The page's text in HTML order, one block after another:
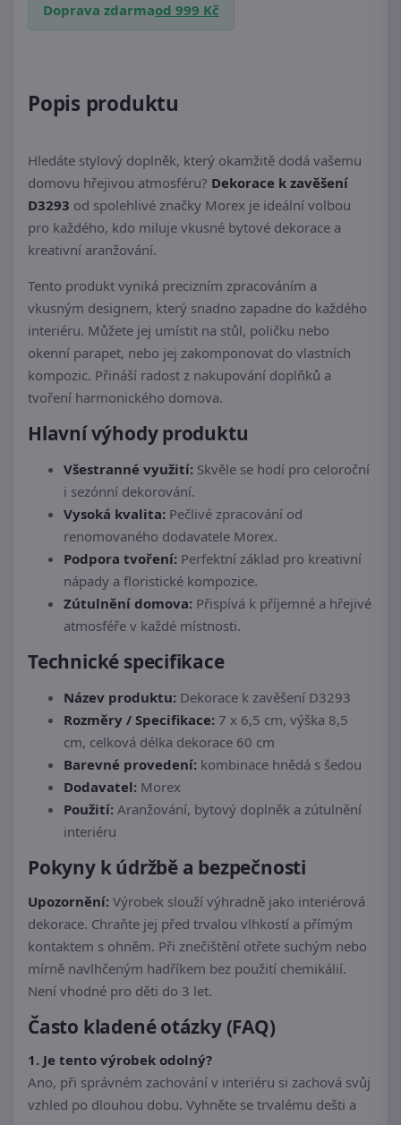
Doprava zdarmaod 999 Kč
Popis produktu
Hledáte stylový doplněk, který okamžitě dodá vašemu
domovu hřejivou atmosféru? Dekorace k zavěšení
D3293 od spolehlivé značky Morex je ideální volbou
pro každého, kdo miluje vkusné bytové dekorace a
kreativní aranžování.
Tento produkt vyniká precizním zpracováním a
vkusným designem, který snadno zapadne do každého
interiéru. Můžete jej umístit na stůl, poličku nebo
okenní parapet, nebo jej zakomponovat do vlastních
kompozic. Přináší radost z nakupování doplňků a
tvoření harmonického domova.
Hlavní výhody produktu
Všestranné využití: Skvěle se hodí pro celoroční
i sezónní dekorování.
Vysoká kvalita: Pečlivé zpracování od
renomovaného dodavatele Morex.
Podpora tvoření: Perfektní základ pro kreativní
nápady a floristické kompozice.
Zútulnění domova: Přispívá k příjemné a hřejivé
atmosféře v každé místnosti.
Technické specifikace
Název produktu: Dekorace k zavěšení D3293
Rozměry / Specifikace: 7 x 6,5 cm, výška 8,5
cm, celková délka dekorace 60 cm
Barevné provedení: kombinace hnědá s šedou
Dodavatel: Morex
Použití: Aranžování, bytový doplněk a zútulnění
interiéru
Pokyny k údržbě a bezpečnosti
Upozornění: Výrobek slouží výhradně jako interiérová
dekorace. Chraňte jej před trvalou vlhkostí a přímým
kontaktem s ohněm. Při znečištění otřete suchým nebo
mírně navlhčeným hadříkem bez použití chemikálií.
Není vhodné pro děti do 3 let.
Často kladené otázky (FAQ)
1. Je tento výrobek odolný?
Ano, při správném zachování v interiéru si zachová svůj
vzhled po dlouhou dobu. Vyhněte se trvalému dešti a